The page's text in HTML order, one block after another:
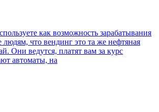
как возможность зарабатывания
людям, что вендинг это та же нефтяная
Они ведутся, платят вам за курс
автоматы, на